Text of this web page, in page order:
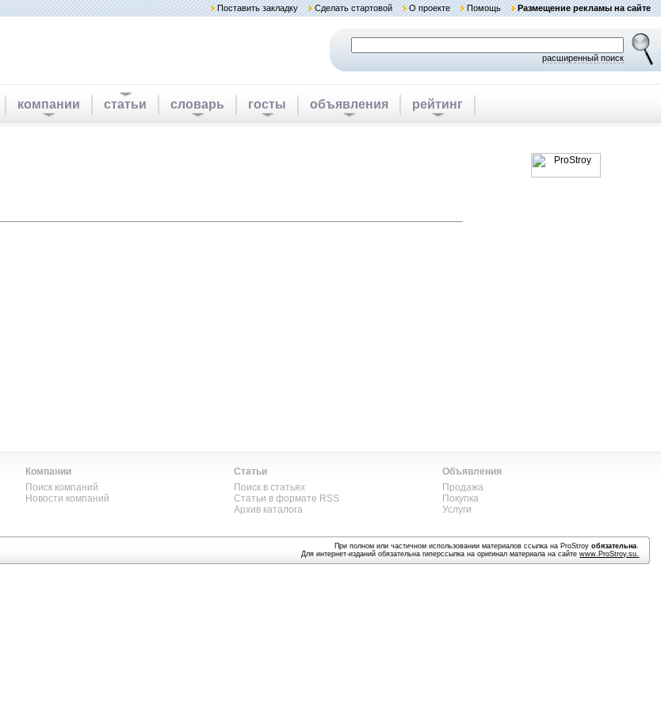
Поставить закладку Сделать стартовой О проекте Помощь Размещение рекламы на сайте
расширенный поиск
компании статьи словарь госты объявления рейтинг
Компании
Поиск компаний
Новости компаний
Статьи
Поиск в статьях
Статьи в формате RSS
Архив каталога
Объявления
Продажа
Покупка
Услуги
При полном или частичном использовании материалов ссылка на ProStroyобязательна.
Для интернет-изданий обязательна гиперссылка на оригинал материала на сайтеwww.ProStroy.su.